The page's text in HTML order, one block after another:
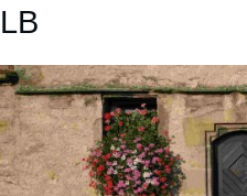
LB